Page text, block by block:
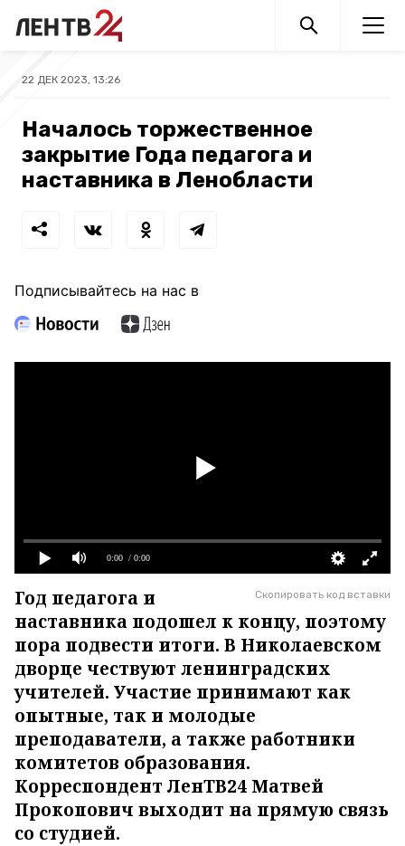
22 ДЕК 2023, 13:26
Началось торжественное
закрытие Года педагога и
наставника в Ленобласти
Подписывайтесь на нас в
0:00 / 0:00
Скопировать код вставки
Год педагога и
наставника подошел к концу, поэтому
пора подвести итоги. В Николаевском
дворце чествуют ленинградских
учителей. Участие принимают как
опытные, так и молодые
преподаватели, а также работники
комитетов образования.
Корреспондент ЛенТВ24 Матвей
Прокопович выходит на прямую связь
со студией.